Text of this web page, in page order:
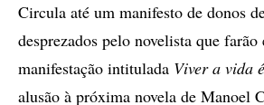
Circula até um manifesto de donos
desprezados pelo novelista que farão
manifestação intitulada Viver a vida
alusão à próxima novela de Manoel